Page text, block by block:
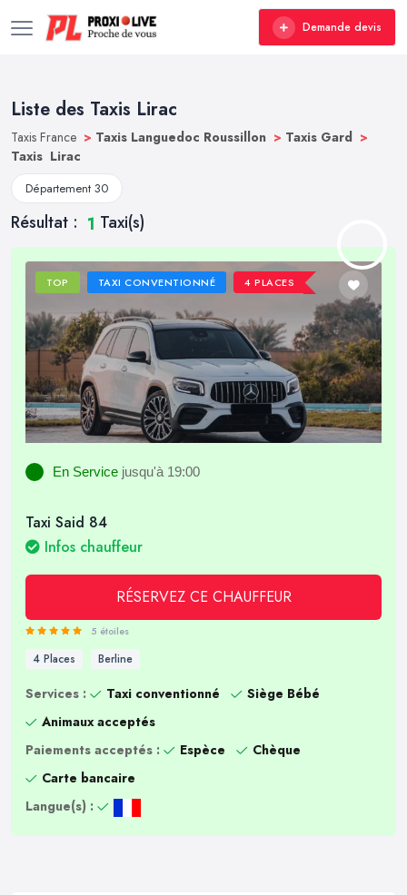
Demande devis
Liste des Taxis Lirac
Taxis France > Taxis Languedoc Roussillon > Taxis Gard >
Taxis Lirac
Département 30
Résultat : 1 Taxi(s)
TOP TAXI CONVENTIONNÉ 4 PLACES
En Service jusqu'à 19:00
Taxi Said 84
Infos chauffeur
RÉSERVEZ CE CHAUFFEUR
5 étoiles
4 Places Berline
Services : Taxi conventionné
Siège Bébé
Animaux acceptés
Paiements acceptés :
Espèce
Chèque
Carte bancaire
Langue(s) :